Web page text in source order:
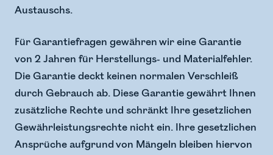
Austauschs.
Für Garantiefragen gewähren wir eine Garantie
von 2 Jahren für Herstellungs- und Materialfehler.
Die Garantie deckt keinen normalen Verschleiß
durch Gebrauch ab. Diese Garantie gewährt Ihnen
zusätzliche Rechte und schränkt Ihre gesetzlichen
Gewährleistungsrechte nicht ein. Ihre gesetzlichen
Ansprüche aufgrund von Mängeln bleiben hiervon